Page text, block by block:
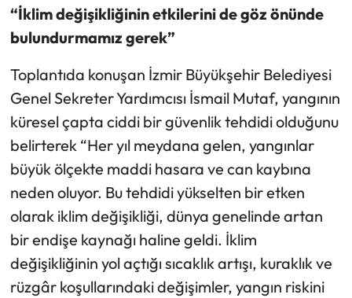
“İklim değişikliğinin etkilerini de göz önünde
bulundurmamız gerek”
Toplantıda konuşan İzmir Büyükşehir Belediyesi
Genel Sekreter Yardımcısı İsmail Mutaf, yangının
küresel çapta ciddi bir güvenlik tehdidi olduğunu
belirterek “Her yıl meydana gelen, yangınlar
büyük ölçekte maddi hasara ve can kaybına
neden oluyor. Bu tehdidi yükselten bir etken
olarak iklim değişikliği, dünya genelinde artan
bir endişe kaynağı haline geldi. İklim
değişikliğinin yol açtığı sıcaklık artışı, kuraklık ve
rüzgâr koşullarındaki değişimler, yangın riskini